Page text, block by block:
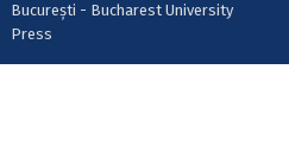
București - Bucharest University
Press